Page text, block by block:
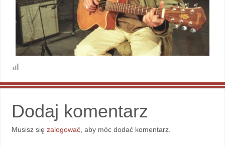
Dodaj komentarz
Musisz się zalogować, aby móc dodać komentarz.